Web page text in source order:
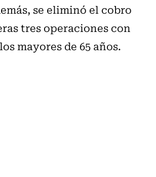
se eliminó el cobro
tres operaciones con
mayores de 65 años.